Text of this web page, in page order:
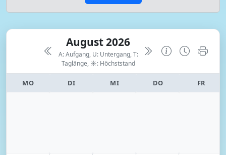
August 2026
A: Aufgang, U: Untergang, T:
Taglänge, ☀: Höchststand
MO DI MI DO FR